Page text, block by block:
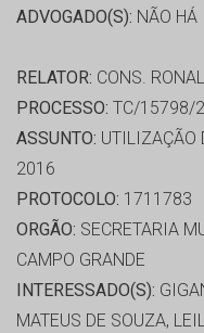
ADVOGADO(S): NÃO HÁ
RELATOR: CONS.
PROCESSO: TC/15798/
ASSUNTO: UTILIZAÇÃO
2016
PROTOCOLO: 1711783
ORGÃO: SECRETARIA
CAMPO GRANDE
INTERESSADO(S):
MATEUS DE SOUZA,